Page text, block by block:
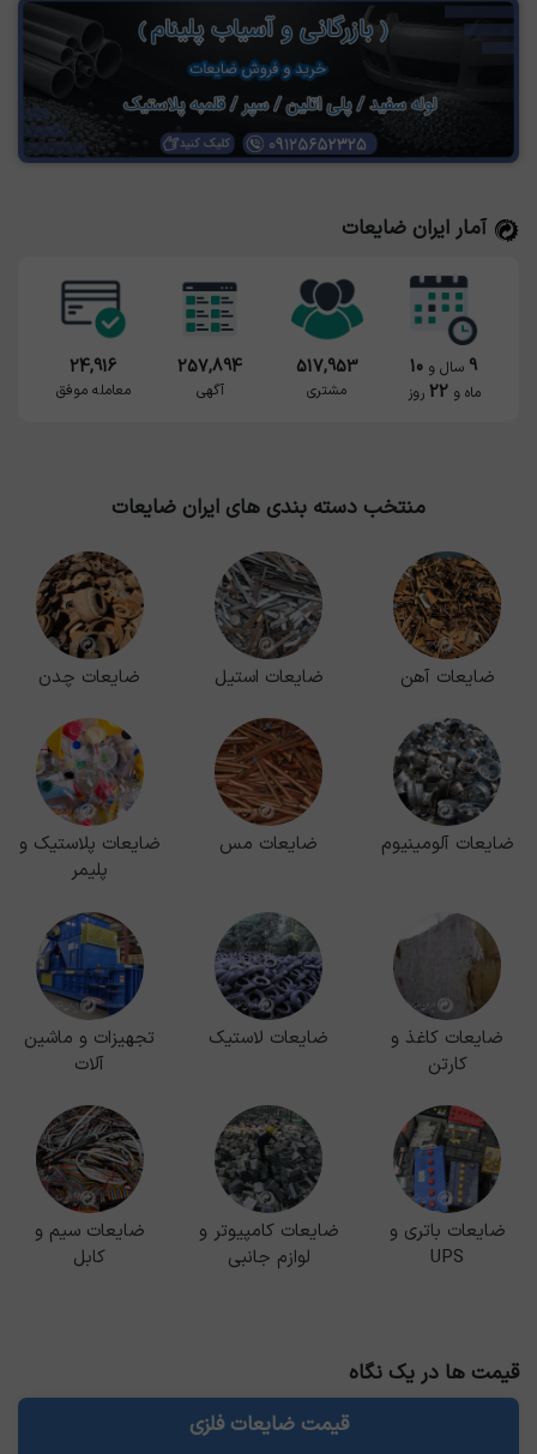
آمار ایران ضایعات
9 سال و 10
ماه و22 روز
517,953
مشتری
257,894
آگهی
24,916
معامله موفق
منتخب دسته بندی های ایران ضایعات
ضایعات آهن ضایعات استیل ضایعات چدن
ضایعات آلومینیوم ضایعات مس
ضایعات پلاستیک و
پلیمر
ضایعات کاغذ و
کارتن
ضایعات لاستیک
تجهیزات و ماشین
آلات
ضایعات باتری و
UPS
ضایعات کامپیوتر و
لوازم جانبی
ضایعات سیم و
کابل
قیمت ها در یک نگاه
قیمت ضایعات فلزی